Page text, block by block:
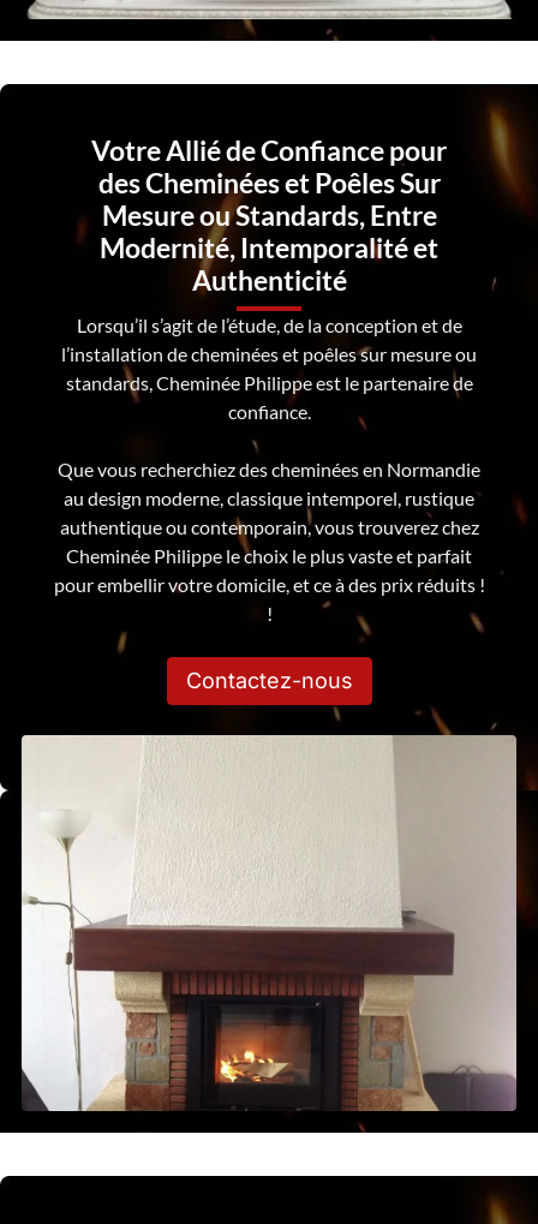
Votre Allié de Confiance pour
des Cheminées et Poêles Sur
Mesure ou Standards, Entre
Modernité, Intemporalité et
Authenticité
Lorsqu’il s’agit de l’étude, de la conception et de
l’installation de cheminées et poêles sur mesure ou
standards, Cheminée Philippe est le partenaire de
confiance.
Que vous recherchiez des cheminées en Normandie
au design moderne, classique intemporel, rustique
authentique ou contemporain, vous trouverez chez
Cheminée Philippe le choix le plus vaste et parfait
pour embellir votre domicile, et ce à des prix réduits !
!
Contactez-nous